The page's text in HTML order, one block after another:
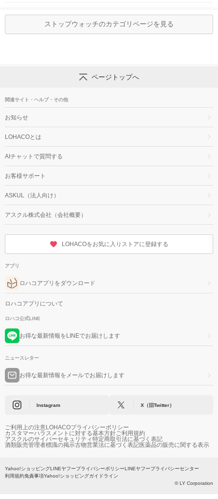
ストップウォッチのカテゴリページを見る
ページトップへ
関連サイト・ヘルプ・その他
お知らせ
LOHACOとは
AIチャットで質問する
お客様サポート
ASKUL（法人向け）
アスクル株式会社（会社概要）
LOHACOをお気に入りストアに登録する
アプリ
ロハコアプリをダウンロード
ロハコアプリについて
ロハコ公式LINE
お得な最新情報をLINEでお届けします
ニュースレター
お得な最新情報をメールでお届けします
Instagram X（旧Twitter）
ご利用上の注意LOHACOプライバシーポリシー
カスタマーハラスメントに対する基本方針ご利用規約
アスクルのサイバーセキュリティ特定商取引法に基づく表記
酒類販売管理者標識の掲示古物営業法に基づく表記医薬品の販売に関する表示
Yahoo!ショッピングLINEヤフープライバシーポリシーLINEヤフープライバシーセンター
利用規約免責事項Yahoo!ショッピングガイドライン
© LY Corporation